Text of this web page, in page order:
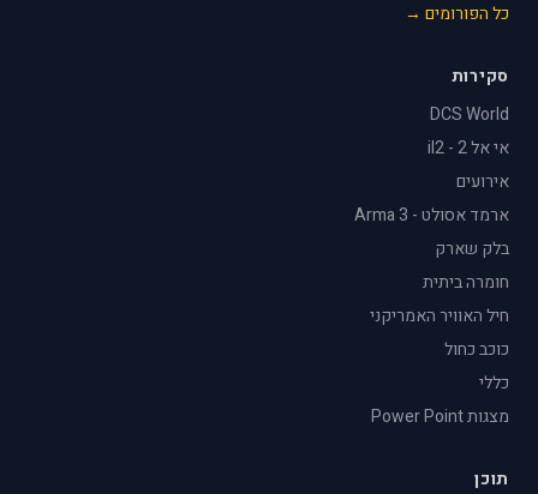
כל הפורומים →
סקירות
DCS World
אי אל 2 - il2
אירועים
ארמד אסולט - Arma 3
בלק שארק
חומרה ביתית
חיל האוויר האמריקני
כוכב כחול
כללי
מצגות Power Point
תוכן